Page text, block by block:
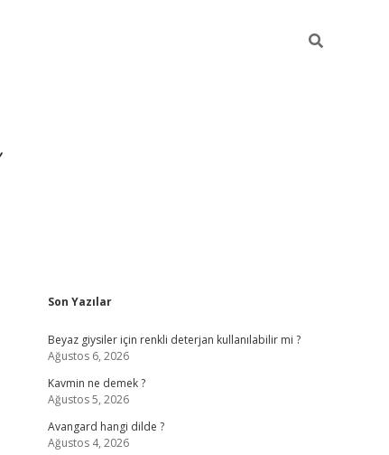
Sidebar
Son Yazılar
Beyaz giysiler için renkli deterjan kullanılabilir mi ?
Ağustos 6, 2026
Kavmin ne demek ?
Ağustos 5, 2026
Avangard hangi dilde ?
Ağustos 4, 2026
ilbet yeni girişilbet